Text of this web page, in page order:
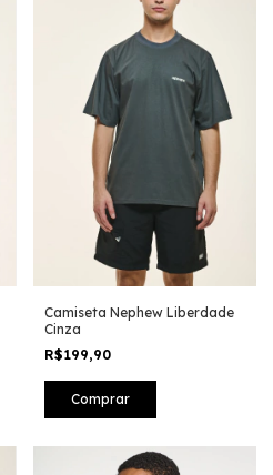
Camiseta Nephew Liberdade
Cinza
R$199,90
Comprar